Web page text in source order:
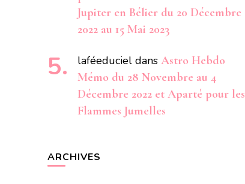
Jupiter en Bélier du 20 Décembre
2022 au 15 Mai 2023
laféeduciel dans Astro Hebdo
Mémo du 28 Novembre au 4
Décembre 2022 et Aparté pour les
Flammes Jumelles
ARCHIVES